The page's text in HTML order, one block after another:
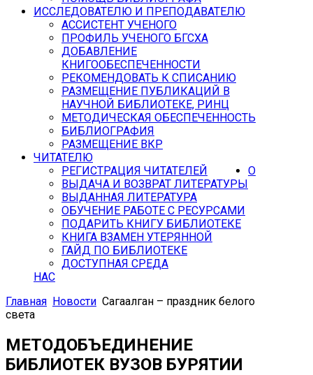
ИССЛЕДОВАТЕЛЮ И ПРЕПОДАВАТЕЛЮ
АССИСТЕНТ УЧЕНОГО
ПРОФИЛЬ УЧЕНОГО БГСХА
ДОБАВЛЕНИЕ
КНИГООБЕСПЕЧЕННОСТИ
РЕКОМЕНДОВАТЬ К СПИСАНИЮ
РАЗМЕЩЕНИЕ ПУБЛИКАЦИЙ В
НАУЧНОЙ БИБЛИОТЕКЕ, РИНЦ
МЕТОДИЧЕСКАЯ ОБЕСПЕЧЕННОСТЬ
БИБЛИОГРАФИЯ
РАЗМЕЩЕНИЕ ВКР
ЧИТАТЕЛЮ
РЕГИСТРАЦИЯ ЧИТАТЕЛЕЙ
ВЫДАЧА И ВОЗВРАТ ЛИТЕРАТУРЫ
ВЫДАННАЯ ЛИТЕРАТУРА
ОБУЧЕНИЕ РАБОТЕ С РЕСУРСАМИ
ПОДАРИТЬ КНИГУ БИБЛИОТЕКЕ
КНИГА ВЗАМЕН УТЕРЯННОЙ
ГАЙД ПО БИБЛИОТЕКЕ
ДОСТУПНАЯ СРЕДА
О
НАС
Главная Новости Сагаалган – праздник белого
света
МЕТОДОБЪЕДИНЕНИЕ
БИБЛИОТЕК ВУЗОВ БУРЯТИИ